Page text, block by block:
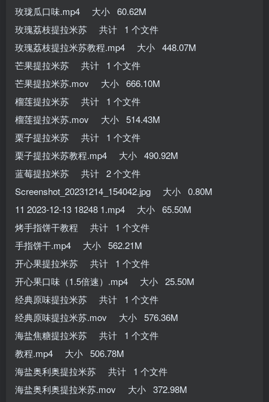
玫珑瓜口味.mp4 大小 60.62M
玫瑰荔枝提拉米苏 共计 1 个文件
玫瑰荔枝提拉米苏教程.mp4 大小 448.07M
芒果提拉米苏 共计 1 个文件
芒果提拉米苏.mov 大小 666.10M
榴莲提拉米苏 共计 1 个文件
榴莲提拉米苏.mov 大小 514.43M
栗子提拉米苏 共计 1 个文件
栗子提拉米苏教程.mp4 大小 490.92M
蓝莓提拉米苏 共计 2 个文件
Screenshot_20231214_154042.jpg 大小 0.80M
11 2023-12-13 18248 1.mp4 大小 65.50M
烤手指饼干教程 共计 1 个文件
手指饼干.mp4 大小 562.21M
开心果提拉米苏 共计 1 个文件
开心果口味（1.5倍速）.mp4 大小 25.50M
经典原味提拉米苏 共计 1 个文件
经典原味提拉米苏.mov 大小 576.36M
海盐焦糖提拉米苏 共计 1 个文件
教程.mp4 大小 506.78M
海盐奥利奥提拉米苏 共计 1 个文件
海盐奥利奥提拉米苏.mov 大小 372.98M